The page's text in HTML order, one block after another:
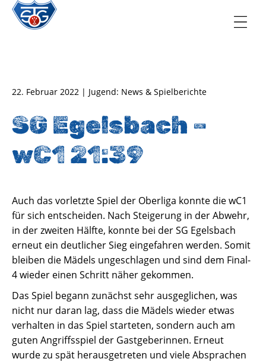
22. Februar 2022 | Jugend: News & Spielberichte
SG Egelsbach –
wC1 21:39
Auch das vorletzte Spiel der Oberliga konnte die wC1
für sich entscheiden. Nach Steigerung in der Abwehr,
in der zweiten Hälfte, konnte bei der SG Egelsbach
erneut ein deutlicher Sieg eingefahren werden. Somit
bleiben die Mädels ungeschlagen und sind dem Final-
4 wieder einen Schritt näher gekommen.
Das Spiel begann zunächst sehr ausgeglichen, was
nicht nur daran lag, dass die Mädels wieder etwas
verhalten in das Spiel starteten, sondern auch am
guten Angriffsspiel der Gastgeberinnen. Erneut
wurde zu spät herausgetreten und viele Absprachen